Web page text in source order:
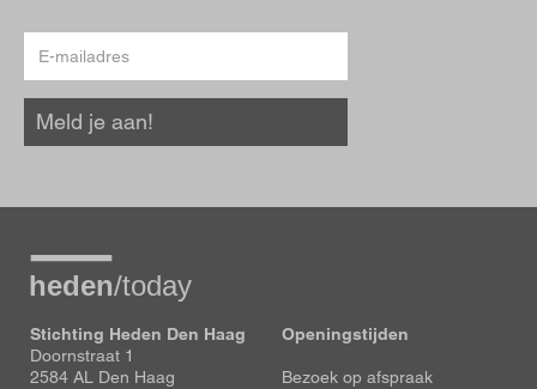
mailadres
Meld je aan!
Stichting Heden Den Haag
Doornstraat 1
2584 AL Den Haag
Openingstijden
Bezoek op afspraak